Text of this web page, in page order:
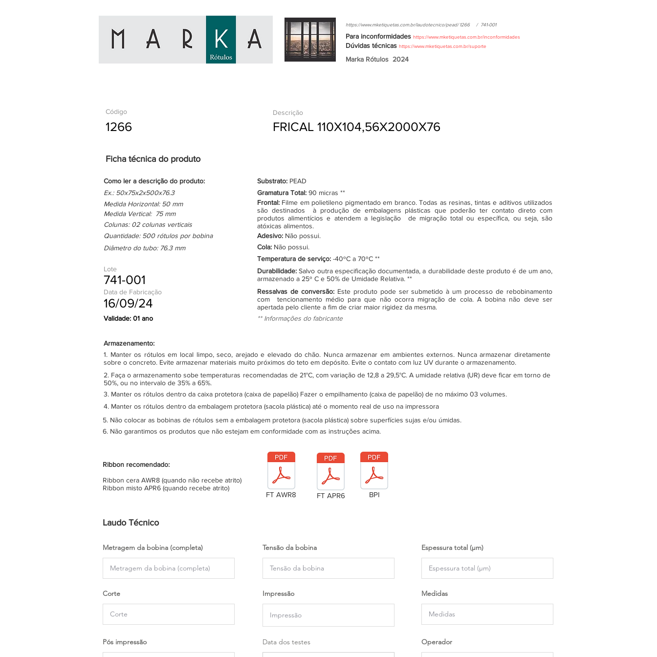
https://www.mketiquetas.com.br/laudotecnico/pead/ 1266 / 741-001
Para inconformidades https://www.mketiquetas.com.br/inconformidades
Dúvidas técnicas https://www.mketiquetas.com.br/suporte
Marka Rótulos 2024
Código
1266
Descrição
FRICAL 110X104,56X2000X76
Ficha técnica do produto
Como ler a descrição do produto: Substrato: PEAD
Ex.: 50x75x2x500x76.3
Medida Horizontal: 50 mm
Medida Vertical: 75 mm
Colunas: 02 colunas verticais
Quantidade: 500 rótulos por bobina
Gramatura Total: 90 micras **
Frontal: Filme em polietileno pigmentado em branco. Todas as resinas, tintas e aditivos utilizados
são destinados à produção de embalagens plásticas que poderão ter contato direto com
produtos alimentícios e atendem a legislação de migração total ou específica, ou seja, são
atóxicas alimentos.
Adesivo: Não possui.
Diâmetro do tubo: 76.3 mm
Cola: Não possui.
Temperatura de serviço: -40ºC a 70ºC **
Lote
741-001
Data de Fabricação
16/09/24
Durabilidade:Salvo outra especificação documentada, a durabilidade deste produto é de um ano,
armazenado a 25º C e 50% de Umidade Relativa. **
Ressalvas de conversão: Este produto pode ser submetido à um processo de rebobinamento
com tencionamento médio para que não ocorra migração de cola. A bobina não deve ser
apertada pelo cliente a fim de criar maior rigidez da mesma.
Validade: 01 ano
** Informações do fabricante
Armazenamento:
1. Manter os rótulos em local limpo, seco, arejado e elevado do chão. Nunca armazenar em ambientes externos. Nunca armazenar diretamente
sobre o concreto. Evite armazenar materiais muito próximos do teto em depósito. Evite o contato com luz UV durante o armazenamento.
2. Faça o armazenamento sobe temperaturas recomendadas de 21°C, com variação de 12,8 a 29,5°C. A umidade relativa (UR) deve ficar em torno de
50%, ou no intervalo de 35% a 65%.
3. Manter os rótulos dentro da caixa protetora (caixa de papelão) Fazer o empilhamento (caixa de papelão) de no máximo 03 volumes.
4. Manter os rótulos dentro da embalagem protetora (sacola plástica) até o momento real de uso na impressora
5. Não colocar as bobinas de rótulos sem a embalagem protetora (sacola plástica) sobre superfícies sujas e/ou úmidas.
6. Não garantimos os produtos que não estejam em conformidade com as instruções acima.
Ribbon recomendado:
Ribbon cera AWR8 (quando não recebe atrito)
Ribbon misto APR6 (quando recebe atrito)
FT AWR8 FT APR6 BPI
Laudo Técnico
Metragem da bobina (completa)
Corte
Pós impressão
Tensão da bobina
Impressão
Data dos testes
Espessura total (µm)
Medidas
Operador